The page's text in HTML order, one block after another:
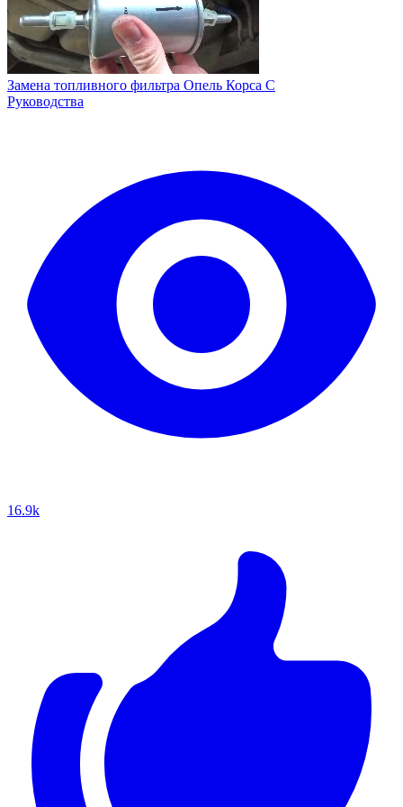
Замена топливного фильтра Опель Корса С
Руководства
16.9k